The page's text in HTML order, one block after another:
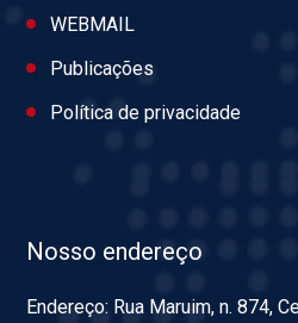
WEBMAIL
Publicações
Política de privacidade
Nosso endereço
Endereço: Rua Maruim, n. 874,